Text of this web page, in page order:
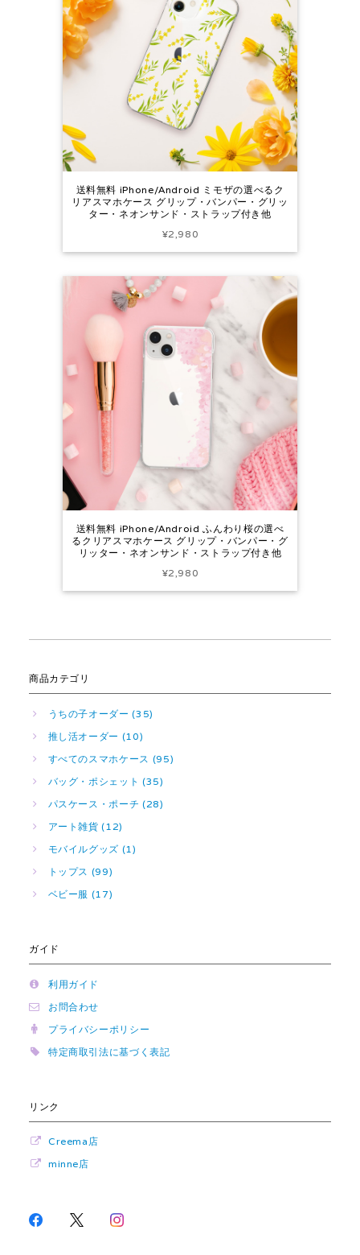
送料無料 iPhone/Android ミモザの選べるク
リアスマホケース グリップ・バンパー・グリッ
ター・ネオンサンド・ストラップ付き他
¥2,980
送料無料 iPhone/Android ふんわり桜の選べ
るクリアスマホケース グリップ・バンパー・グ
リッター・ネオンサンド・ストラップ付き他
¥2,980
商品カテゴリ
うちの子オーダー (35)
推し活オーダー (10)
すべてのスマホケース (95)
バッグ・ポシェット (35)
パスケース・ポーチ (28)
アート雑貨 (12)
モバイルグッズ (1)
トップス (99)
ベビー服 (17)
ガイド
利用ガイド
お問合わせ
プライバシーポリシー
特定商取引法に基づく表記
リンク
Creema店
minne店